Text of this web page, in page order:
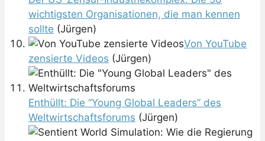
wichtigsten Organisationen, die man kennen
sollte (Jürgen)
Von YouTube
zensierte Videos (Jürgen)
Enthüllt: Die “Young Global Leaders” des
Weltwirtschaftsforums (Jürgen)